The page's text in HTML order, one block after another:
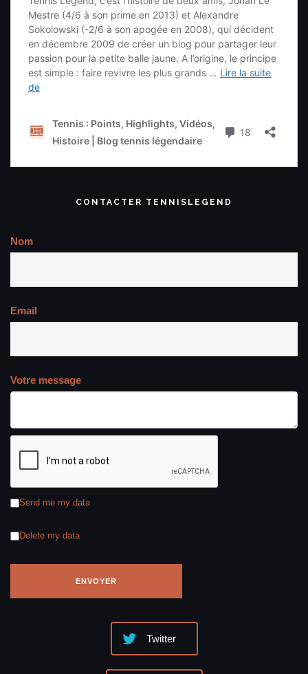
CONTACTER TENNISLEGEND
Nom
Email
Votre message
Send me my data
Delete my data
Twitter